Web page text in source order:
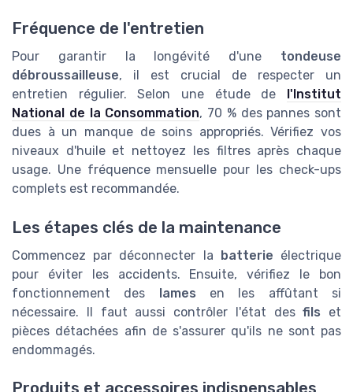
Fréquence de l'entretien
Pour garantir la longévité d'une tondeuse
débroussailleuse, il est crucial de respecter un
entretien régulier. Selon une étude de
l'Institut
National de la Consommation, 70 % des pannes sont
dues à un manque de soins appropriés. Vérifiez vos
niveaux d'huile et nettoyez les filtres après chaque
usage. Une fréquence mensuelle pour les check-ups
complets est recommandée.
Les étapes clés de la maintenance
Commencez par déconnecter la batterie électrique
pour éviter les accidents. Ensuite, vérifiez le bon
fonctionnement des lames en les affûtant si
nécessaire. Il faut aussi contrôler l'état desfils et
pièces détachées afin de s'assurer qu'ils ne sont pas
endommagés.
Produits et accessoires indispensables